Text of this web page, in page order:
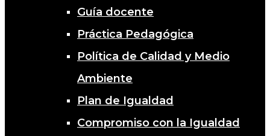
Guía docente
Práctica Pedagógica
Política de Calidad y Medio
Ambiente
Plan de Igualdad
Compromiso con la Igualdad